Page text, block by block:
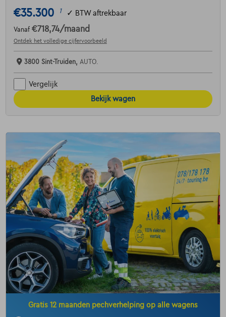
€35.300 1 ✓ BTW aftrekbaar
Vanaf €718,74/maand
Ontdek het volledige cijfervoorbeeld
3800 Sint-Truiden, AUTO.
Vergelijk
Bekijk wagen
Gratis 12 maanden pechverhelping op alle wagens